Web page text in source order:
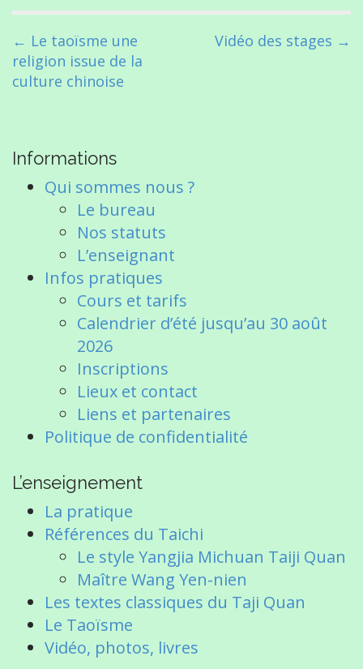
P
o
s
a
v
← Le taoïsme une
religion issue de la
culture chinoise
Vidéo des stages →
Informations
Qui sommes nous ?
Le bureau
Nos statuts
L’enseignant
Infos pratiques
Cours et tarifs
Calendrier d’été jusqu’au 30 août
2026
Inscriptions
Lieux et contact
Liens et partenaires
Politique de confidentialité
L’enseignement
La pratique
Références du Taichi
Le style Yangjia Michuan Taiji Quan
Maître Wang Yen-nien
Les textes classiques du Taji Quan
Le Taoïsme
Vidéo, photos, livres